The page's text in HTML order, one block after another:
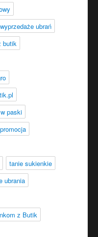
ubrań
butik
paski
tanie sukienkie
ubrania
z Butik